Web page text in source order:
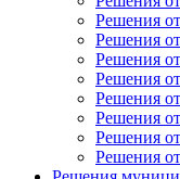
Решения
Решения
Решения
Решения
Решения
Решения
Решения
Решения